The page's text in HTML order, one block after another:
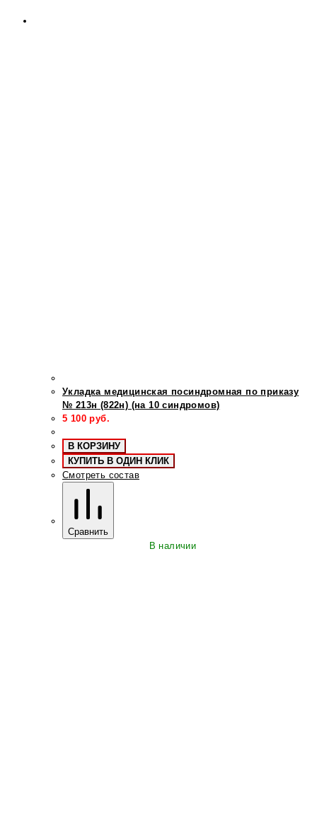
Укладка медицинская посиндромная по приказу
№ 213н (822н) (на 10 синдромов)
5 100 руб.
В КОРЗИНУ
КУПИТЬ В ОДИН КЛИК
Смотреть состав
Сравнить
В наличии